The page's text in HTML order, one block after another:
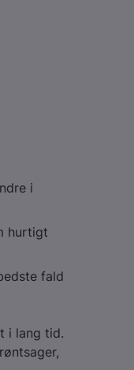
i
hurtigt
fald
i lang tid.